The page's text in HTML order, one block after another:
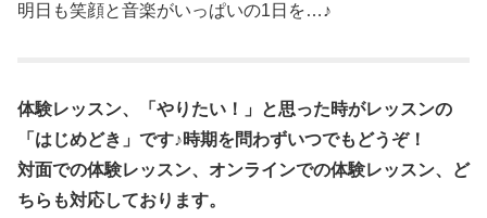
明日も笑顔と音楽がいっぱいの1日を…♪
体験レッスン、「やりたい！」と思った時がレッスンの
「はじめどき」です♪時期を問わずいつでもどうぞ！
対面での体験レッスン、オンラインでの体験レッスン、ど
ちらも対応しております。